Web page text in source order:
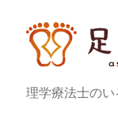
理学療法士のい